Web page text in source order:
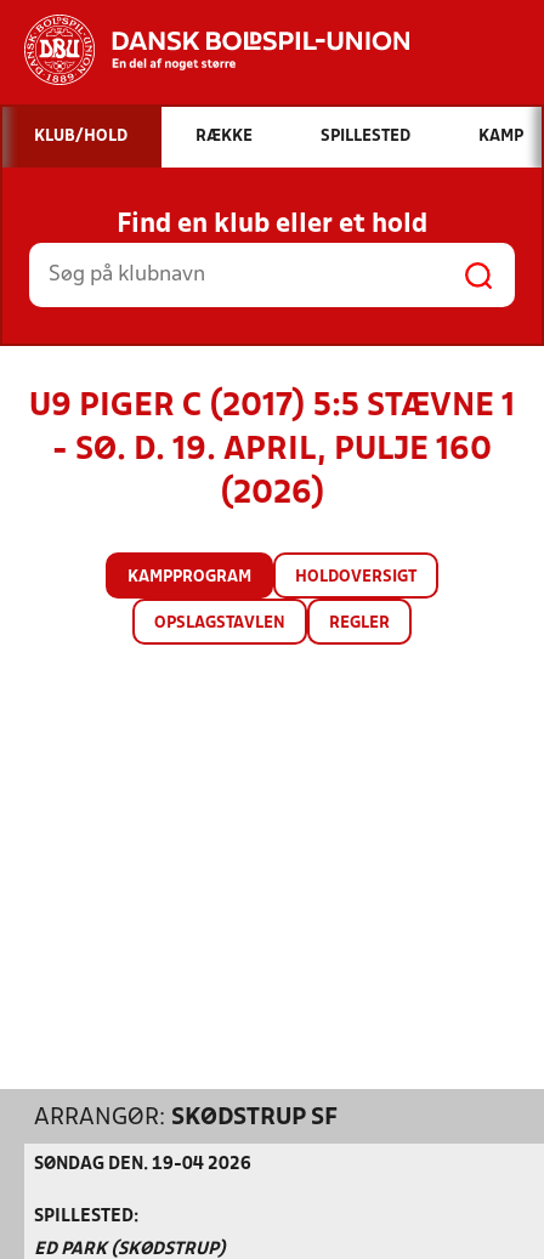
Hvad vil du søge efter?
INDHOLD OG NYHEDER
STILLINGER, RESULTATER, KLUBBER OG
HOLD
KLUB/HOLD RÆKKE SPILLESTED KAMP
Find en klub eller et hold
U9 PIGER C (2017) 5:5 STÆVNE 1
- SØ. D. 19. APRIL, PULJE 160
(2026)
KAMPPROGRAM HOLDOVERSIGT
OPSLAGSTAVLEN REGLER
ARRANGØR: SKØDSTRUP SF
SØNDAG DEN. 19-04 2026
SPILLESTED:
ED PARK (SKØDSTRUP)